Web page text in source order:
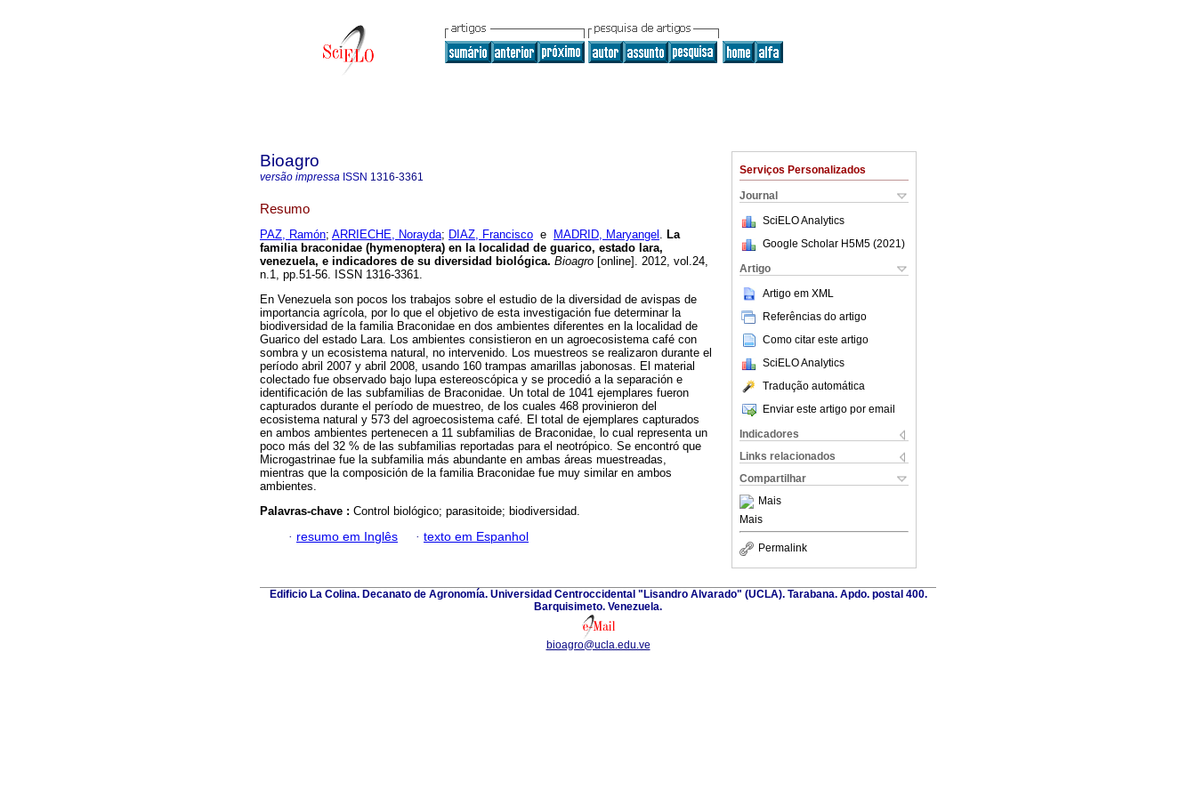
Serviços Personalizados
Journal
SciELO Analytics
Google Scholar H5M5 (2021 )
Artigo
Artigo em XML
Referências do artigo
Como citar este artigo
SciELO Analytics
Tradução automática
Enviar este artigo por email
Indicadores
Links relacionados
Compartilhar
Mais
Mais
Permalink
Bioagro
versão impressa ISSN 1316-3361
Resumo
PAZ, Ramón; ARRIECHE, Norayda; DIAZ, Francisco e MADRID, Maryangel . La
familia braconidae (hymenoptera) en la localidad de guarico, estado lara,
venezuela, e indicadores de su diversidad biológica. Bioagro [online]. 2012, vol.24,
n.1, pp.51-56. ISSN 1316-3361.
En Venezuela son pocos los trabajos sobre el estudio de la diversidad de avispas de
importancia agrícola, por lo que el objetivo de esta investigación fue determinar la
biodiversidad de la familia Braconidae en dos ambientes diferentes en la localidad de
Guarico del estado Lara. Los ambientes consistieron en un agroecosistema café con
sombra y un ecosistema natural, no intervenido. Los muestreos se realizaron durante el
período abril 2007 y abril 2008, usando 160 trampas amarillas jabonosas. El material
colectado fue observado bajo lupa estereoscópica y se procedió a la separación e
identificación de las subfamilias de Braconidae. Un total de 1041 ejemplares fueron
capturados durante el período de muestreo, de los cuales 468 provinieron del
ecosistema natural y 573 del agroecosistema café. El total de ejemplares capturados
en ambos ambientes pertenecen a 11 subfamilias de Braconidae, lo cual representa un
poco más del 32 % de las subfamilias reportadas para el neotrópico. Se encontró que
Microgastrinae fue la subfamilia más abundante en ambas áreas muestreadas,
mientras que la composición de la familia Braconidae fue muy similar en ambos
ambientes.
Palavras-chave : Control biológico; parasitoide; biodiversidad.
· resumo em Inglês · texto em Espanhol
Edificio La Colina. Decanato de Agronomía. Universidad Centroccidental "Lisandro Alvarado" (UCLA). Tarabana. Apdo. postal 400.
Barquisimeto. Venezuela.
bioagro@ucla.edu.ve